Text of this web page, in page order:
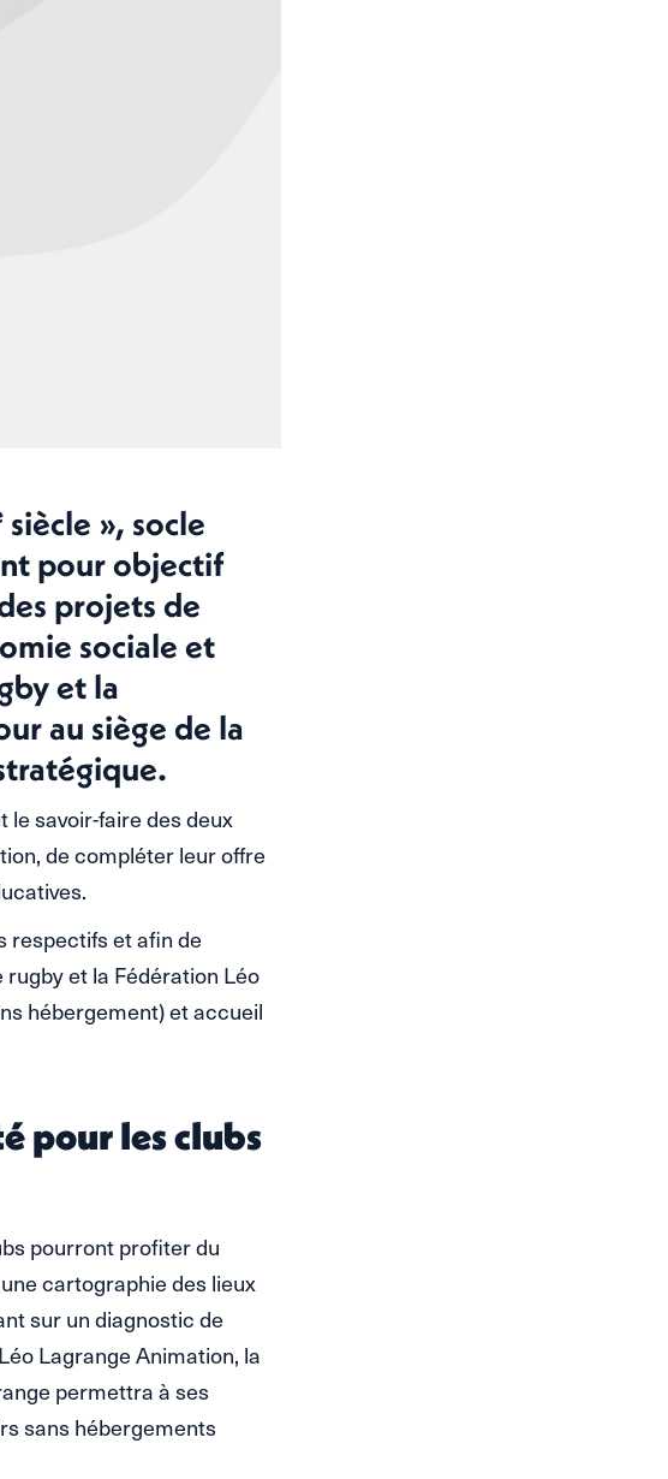
siècle », socle
pour objectif
projets de
sociale et
et la
au siège de la
le savoir-faire des deux
de compléter leur offre
respectifs et afin de
et la Fédération Léo
hébergement) et accueil
pour les clubs
pourront profiter du
cartographie des lieux
sur un diagnostic de
Lagrange Animation, la
permettra à ses
sans hébergements